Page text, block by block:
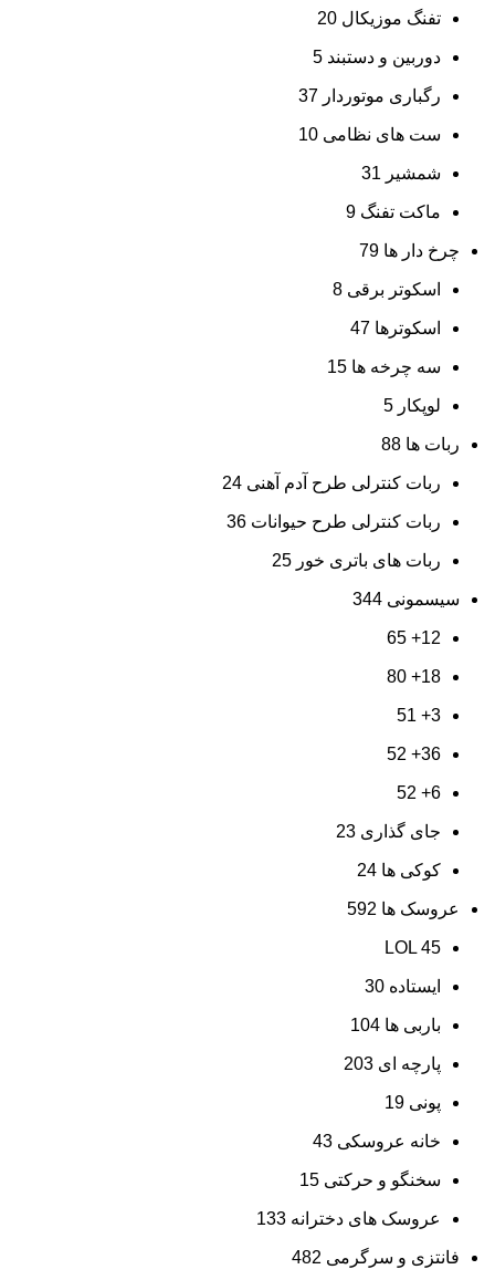
تفنگ موزیکال 20
دوربین و دستبند 5
رگباری موتوردار 37
ست های نظامی 10
شمشیر 31
ماکت تفنگ 9
چرخ دار ها 79
اسکوتر برقی 8
اسکوترها 47
سه چرخه ها 15
لوپکار 5
ربات ها 88
ربات کنترلی طرح آدم آهنی 24
ربات کنترلی طرح حیوانات 36
ربات های باتری خور 25
سیسمونی 344
12+
65
18+
80
3+
51
36+
52
6+
52
جای گذاری 23
کوکی ها 24
عروسک ها 592
LOL 45
ایستاده 30
باربی ها 104
پارچه ای 203
پونی 19
خانه عروسکی 43
سخنگو و حرکتی 15
عروسک های دخترانه 133
فانتزی و سرگرمی 482